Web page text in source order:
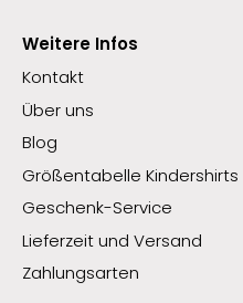
Weitere Infos
Kontakt
Über uns
Blog
Größentabelle Kindershirts
Geschenk-Service
Lieferzeit und Versand
Zahlungsarten